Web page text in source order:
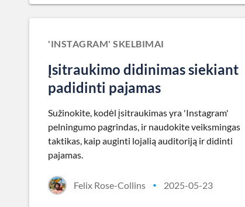
'INSTAGRAM' SKELBIMAI
Įsitraukimo didinimas siekiant
padidinti pajamas
Sužinokite, kodėl įsitraukimas yra 'Instagram'
pelningumo pagrindas, ir naudokite veiksmingas
taktikas, kaip auginti lojalią auditoriją ir didinti
pajamas.
Felix Rose-Collins • 2025-05-23